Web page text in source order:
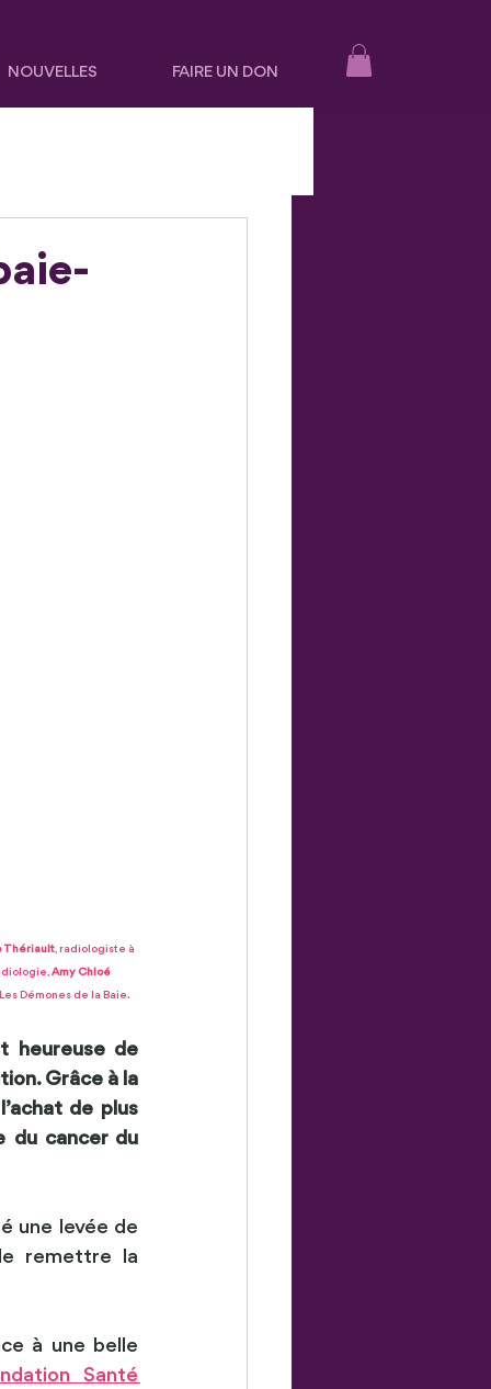
NOUVELLES FAIRE UN DON
Thériault, radiologiste à
Amy Chloé
Les Démones de la Baie.
heureuse de
Grâce à la
de plus
du cancer du
une levée de
remettre la
à une belle
Santé